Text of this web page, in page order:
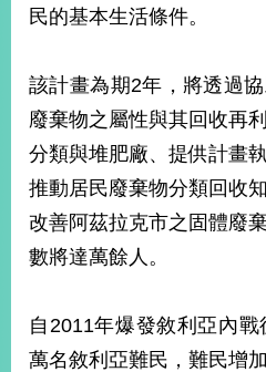
民的基本生活條件。
該計畫為期2年，將透過
廢棄物之屬性與其回收再
分類與堆肥廠、提供計畫
推動居民廢棄物分類回收
改善阿茲拉克市之固體廢
數將達萬餘人。
自2011年爆發敘利亞內
萬名敘利亞難民，難民增